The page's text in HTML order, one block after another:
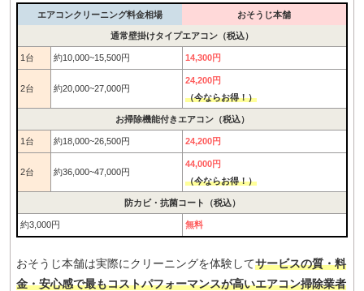
エアコンクリーニング料金相場 おそうじ本舗
通常壁掛けタイプエアコン（税込）
1台 約10,000~15,500円 14,300円
2台 約20,000~27,000円
24,200円
（今ならお得！）
お掃除機能付きエアコン（税込）
1台 約18,000~26,500円 24,200円
2台 約36,000~47,000円
44,000円
（今ならお得！）
防カビ・抗菌コート（税込）
約3,000円 無料
おそうじ本舗は実際にクリーニングを体験してサービスの質・料
金・安心感で最もコストパフォーマンスが高いエアコン掃除業者